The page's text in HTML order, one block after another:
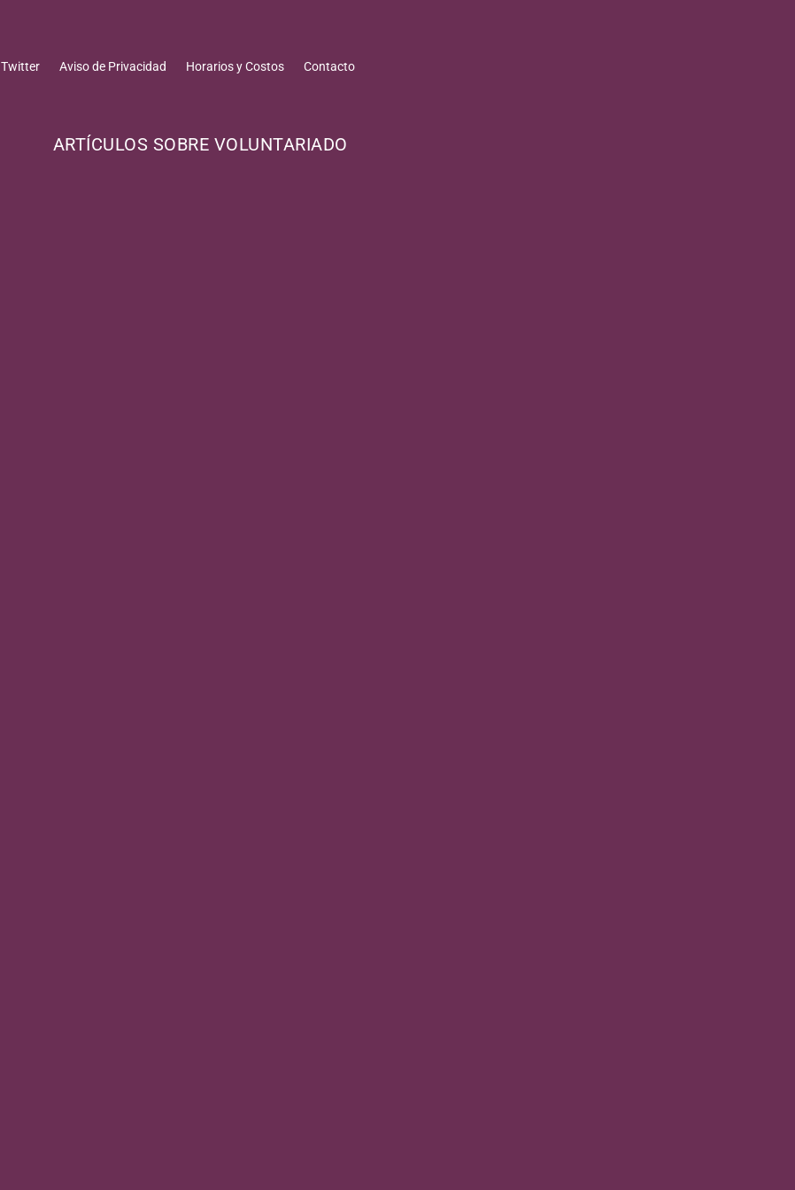
Twitter Aviso de Privacidad Horarios y Costos Contacto
ARTÍCULOS SOBRE VOLUNTARIADO